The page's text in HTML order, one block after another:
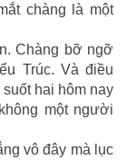
chàng là một
Chàng bỡ ngỡ
Trúc. Và điều
hai hôm nay
một người
vô đây mà lục